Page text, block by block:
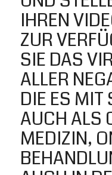
IHREN
ZUR
SIE DAS
ALLER
DIE ES MIT
AUCH ALS
MEDIZIN,